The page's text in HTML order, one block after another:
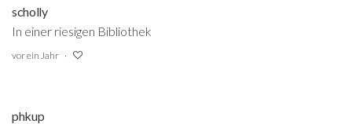
scholly
In einer riesigen Bibliothek
vor ein Jahr
phkup